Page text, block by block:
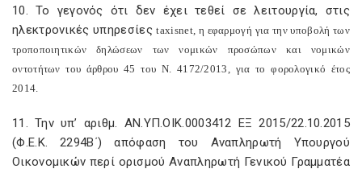
10. Το γεγονός ότι δεν έχει τεθεί σε λειτουργία, στις
ηλεκτρονικές υπηρεσίεςtaxisnet, η εφαρμογή για την υποβολή των
τροποποιητικών δηλώσεων των νομικών προσώπων και νομικών
οντοτήτων του άρθρου 45 του Ν. 4172/2013, για το φορολογικό έτος
2014.
11. Την υπ’ αριθμ. ΑΝ.ΥΠ.ΟΙΚ.0003412 ΕΞ 2015/22.10.2015
(Φ.Ε.Κ. 2294Β΄) απόφαση του Αναπληρωτή Υπουργού
Οικονομικών περί ορισμού Αναπληρωτή Γενικού Γραμματέα